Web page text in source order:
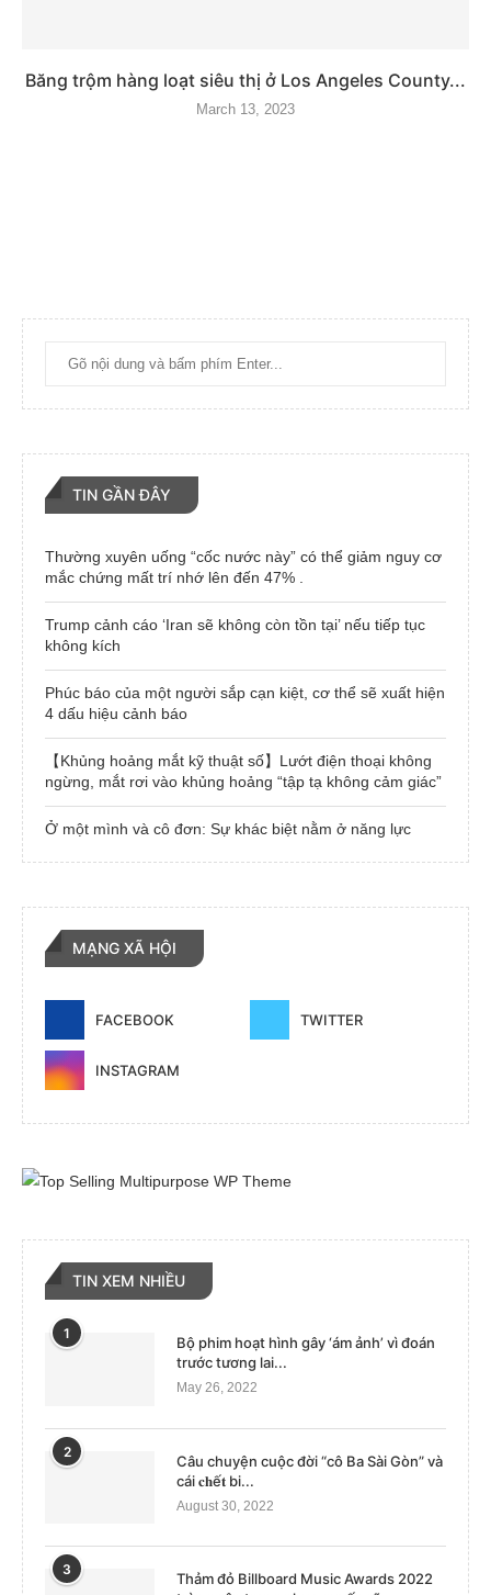
Băng trộm hàng loạt siêu thị ở Los Angeles County...
March 13, 2023
TIN GẦN ĐÂY
Thường xuyên uống “cốc nước này” có thể giảm nguy cơ
mắc chứng mất trí nhớ lên đến 47% .
Trump cảnh cáo ‘Iran sẽ không còn tồn tại’ nếu tiếp tục
không kích
Phúc báo của một người sắp cạn kiệt, cơ thể sẽ xuất hiện
4 dấu hiệu cảnh báo
【Khủng hoảng mắt kỹ thuật số】Lướt điện thoại không
ngừng, mắt rơi vào khủng hoảng “tập tạ không cảm giác”
Ở một mình và cô đơn: Sự khác biệt nằm ở năng lực
MẠNG XÃ HỘI
FACEBOOK TWITTER
INSTAGRAM
TIN XEM NHIỀU
1
Bộ phim hoạt hình gây ‘ám ảnh’ vì đoán
trước tương lai...
May 26, 2022
2
Câu chuyện cuộc đời “cô Ba Sài Gòn” và
cái 𝐜𝐡ế𝐭 bi...
August 30, 2022
3
Thảm đỏ Billboard Music Awards 2022